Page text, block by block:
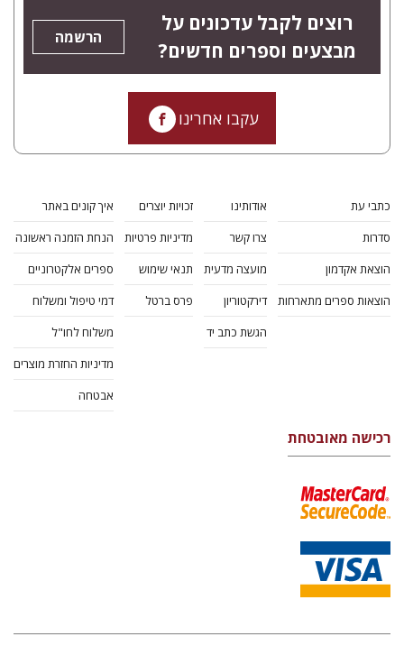
רוצים לקבל עדכונים על
מבצעים וספרים חדשים?
הרשמה
עקבו אחרינו
כתבי עת
סדרות
הוצאת אקדמון
הוצאות ספרים מתארחות
אודותינו
צרו קשר
מועצה מדעית
דירקטוריון
הגשת כתב יד
זכויות יוצרים
מדיניות פרטיות
תנאי שימוש
פרס ברטל
איך קונים באתר
הנחת הזמנה ראשונה
ספרים אלקטרוניים
דמי טיפול ומשלוח
משלוח לחו"ל
מדיניות החזרת מוצרים
אבטחה
רכישה מאובטחת